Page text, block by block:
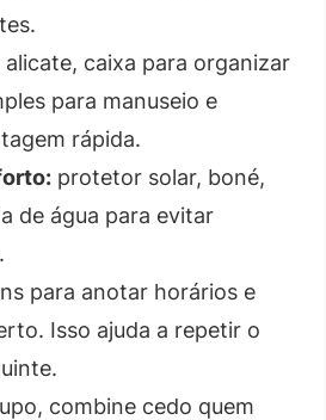
alicate, caixa para organizar
para manuseio e
rápida.
protetor solar, boné,
de água para evitar
para anotar horários e
Isso ajuda a repetir o
combine cedo quem